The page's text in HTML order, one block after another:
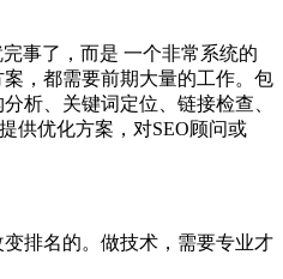
事了，而是 一个非常系统的
，都需要前期大量的工作。包
析、关键词定位、链接检查、
供优化方案，对SEO顾问或
排名的。做技术，需要专业才